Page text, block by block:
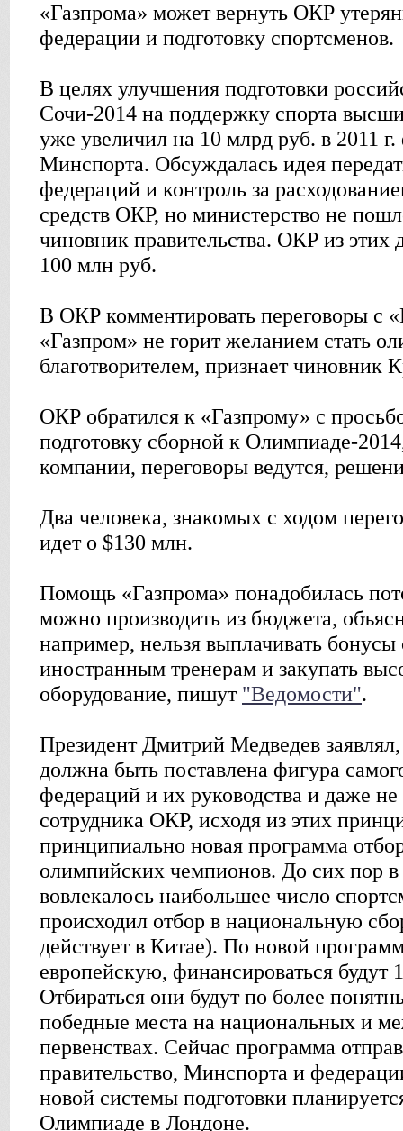
«Газпрома» может вернуть ОКР
федерации и подготовку спортсменов.
В целях улучшения подготовки
Сочи-2014 на поддержку спорта
уже увеличил на 10 млрд руб. в 2011
Минспорта. Обсуждалась идея
федераций и контроль за
средств ОКР, но министерство не
чиновник правительства. ОКР из этих
100 млн руб.
В ОКР комментировать переговоры с
«Газпром» не горит желанием стать
благотворителем, признает чиновник
ОКР обратился к «Газпрому» с
подготовку сборной к Олимпиаде-
компании, переговоры ведутся,
Два человека, знакомых с ходом
идет о $130 млн.
Помощь «Газпрома» понадобилась
можно производить из бюджета,
например, нельзя выплачивать
иностранным тренерам и закупать
оборудование, пишут "Ведомости".
Президент Дмитрий Медведев заявлял,
должна быть поставлена фигура
федераций и их руководства и даже
сотрудника ОКР, исходя из этих
принципиально новая программа
олимпийских чемпионов. До сих пор в
вовлекалось наибольшее число
происходил отбор в национальную
действует в Китае). По новой
европейскую, финансироваться будут
Отбираться они будут по более
победные места на национальных и
первенствах. Сейчас программа
правительство, Минспорта и
новой системы подготовки
Олимпиаде в Лондоне.